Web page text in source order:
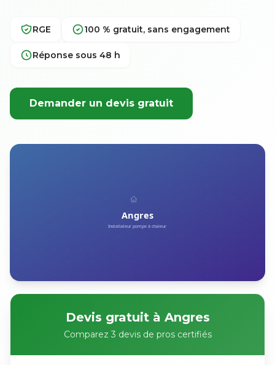
RGE 100 % gratuit, sans engagement
Réponse sous 48 h
Demander un devis gratuit
Devis gratuit à Angres
Comparez 3 devis de pros certifiés